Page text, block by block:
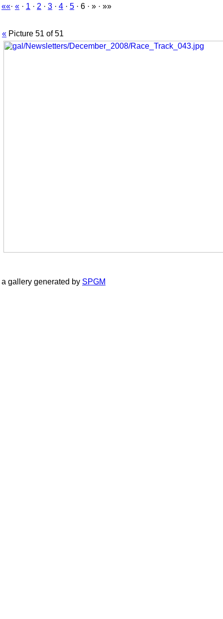
««· « · 1 · 2 · 3 · 4 · 5 · 6 · » · »»
« Picture 51 of 51
a gallery generated by SPGM